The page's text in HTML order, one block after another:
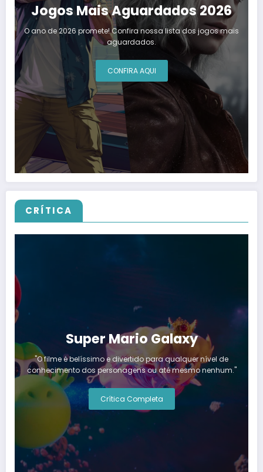
Jogos Mais Aguardados 2026
O ano de 2026 promete! Confira nossa lista dos jogos mais
aguardados.
CONFIRA AQUI
CRÍTICA
Super Mario Galaxy
"O filme é belíssimo e divertido para qualquer nível de
conhecimento dos personagens ou até mesmo nenhum."
Crítica Completa